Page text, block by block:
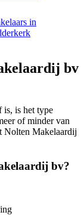
in
bv
is, is het type
of minder van
Nolten Makelaardij
bv?